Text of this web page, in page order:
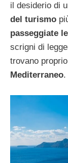
il desiderio di
del turismo
passeggiate
scrigni di
trovano
Mediterraneo.